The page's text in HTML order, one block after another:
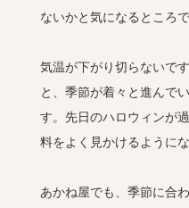
ないかと気になるところ
気温が下がり切らないで
と、季節が着々と進んで
す。先日のハロウィンが
料をよく見かけるように
あかね屋でも、季節に合